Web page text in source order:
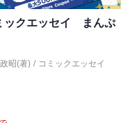
ックエッセイ まんぷ
昭(著) / コミックエッセイ